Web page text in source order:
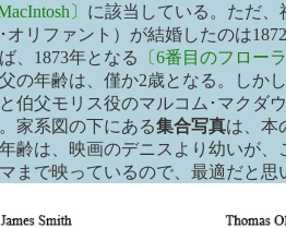
〕 に該当している。ただ
オリファント）が結婚したのは
、1873年となる
〔6番目のフロー
の年齢は、僅か2歳となる。しか
伯父モリス役のマルコム･マクダ
家系図の下にある集合写真は、本
齢は、映画のデニスより幼いが、
まで映っているので、最適だと思